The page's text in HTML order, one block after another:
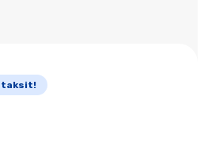
taksit!